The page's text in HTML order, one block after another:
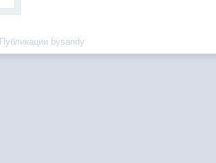
Публикации bysandy